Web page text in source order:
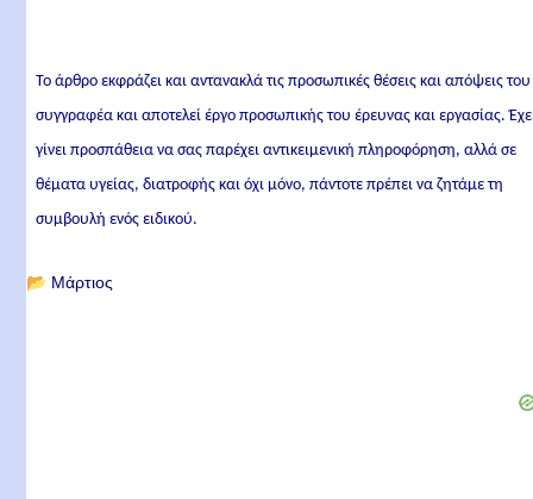
Το άρθρο εκφράζει και αντανακλά τις προσωπικές θέσεις και απόψεις του
συγγραφέα και αποτελεί έργο προσωπικής του έρευνας και εργασίας.
γίνει προσπάθεια να σας παρέχει αντικειμενική πληροφόρηση, αλλά σε
θέματα υγείας, διατροφής και όχι μόνο, πάντοτε πρέπει να ζητάμε τη
συμβουλή ενός ειδικού.
📂 Μάρτιος